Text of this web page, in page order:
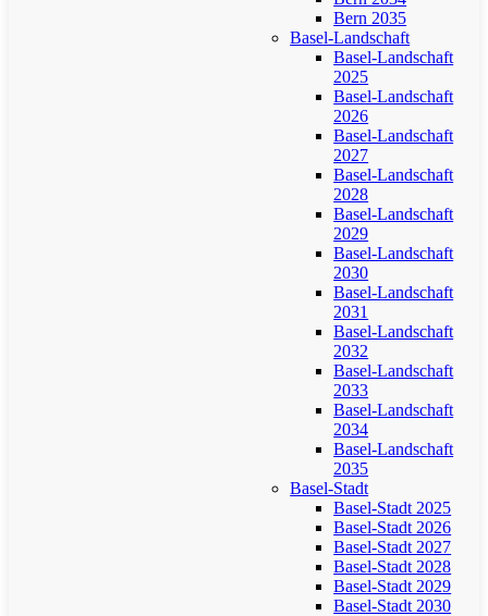
Bern 2035
Basel-Landschaft
Basel-Landschaft
2025
Basel-Landschaft
2026
Basel-Landschaft
2027
Basel-Landschaft
2028
Basel-Landschaft
2029
Basel-Landschaft
2030
Basel-Landschaft
2031
Basel-Landschaft
2032
Basel-Landschaft
2033
Basel-Landschaft
2034
Basel-Landschaft
2035
Basel-Stadt
Basel-Stadt 2025
Basel-Stadt 2026
Basel-Stadt 2027
Basel-Stadt 2028
Basel-Stadt 2029
Basel-Stadt 2030